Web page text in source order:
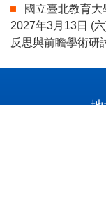
國立臺北教育
2027年3月13日 (
反思與前瞻學術研
地址